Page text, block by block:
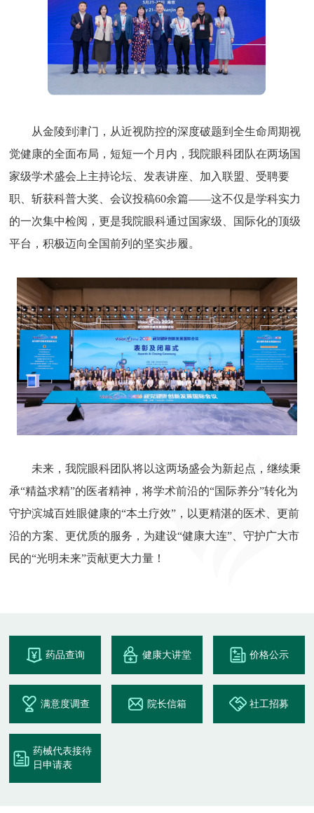
从金陵到津门，从近视防控的深度破题到全生命周期视
觉健康的全面布局，短短一个月内，我院眼科团队在两场国
家级学术盛会上主持论坛、发表讲座、加入联盟、受聘要
职、斩获科普大奖、会议投稿60余篇——这不仅是学科实力
的一次集中检阅，更是我院眼科通过国家级、国际化的顶级
平台，积极迈向全国前列的坚实步履。
未来，我院眼科团队将以这两场盛会为新起点，继续秉
承“精益求精”的医者精神，将学术前沿的“国际养分”转化为
守护滨城百姓眼健康的“本土疗效”，以更精湛的医术、更前
沿的方案、更优质的服务，为建设“健康大连”、守护广大市
民的“光明未来”贡献更大力量！
药品查询 健康大讲堂 价格公示
满意度调查 院长信箱 社工招募
药械代表接待
日申请表